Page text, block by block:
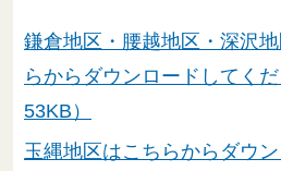
鎌倉地区・腰越地区・深沢
らからダウンロードしてく
53KB）
玉縄地区はこちらからダウ